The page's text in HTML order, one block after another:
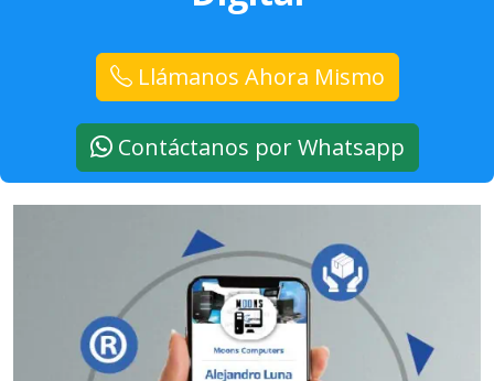
Llámanos Ahora Mismo
Contáctanos por Whatsapp